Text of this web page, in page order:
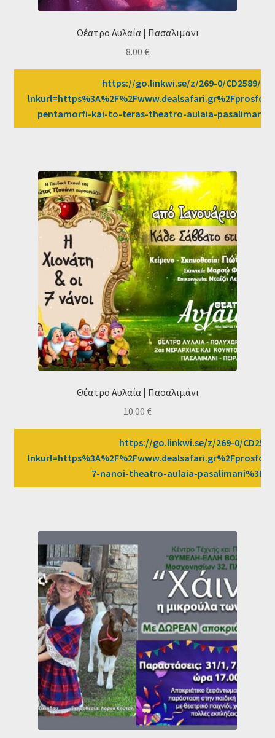
Θέατρο Αυλαία | Πασαλιμάνι
8.00 €
https://go.linkwi.se/z/269-0/CD2589/?
pentamorfi-kai-to-teras-theatro-aulaia-
Θέατρο Αυλαία | Πασαλιμάνι
10.00 €
https://go.linkwi.se/z/269-0/
7-nanoi-theatro-aulaia-